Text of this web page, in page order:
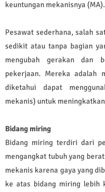
keuntungan mekanisnya (MA).
Pesawat sederhana, salah
sedikit atau tanpa bagian
mengubah gerakan dan
pekerjaan. Mereka adalah
diketahui dapat
mekanis) untuk
Bidang miring
Bidang miring terdiri dari
mengangkat tubuh yang
mekanis karena gaya yang
ke atas bidang miring lebih